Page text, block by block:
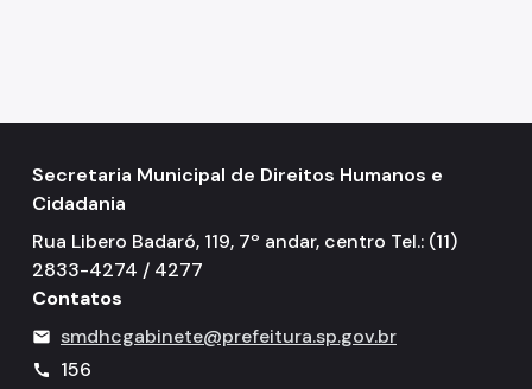
Secretaria Municipal de Direitos Humanos e
Cidadania
Rua Libero Badaró, 119, 7º andar, centro Tel.: (11)
2833-4274 / 4277
Contatos
mail smdhcgabinete@prefeitura.sp.gov.br
call
156